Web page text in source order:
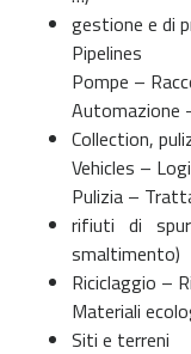
gestione e di
Pipelines
Pompe –
Automazione
Collection,
Vehicles –
Pulizia –
rifiuti di
smaltimento)
Riciclaggio –
Materiali
Siti e terreni